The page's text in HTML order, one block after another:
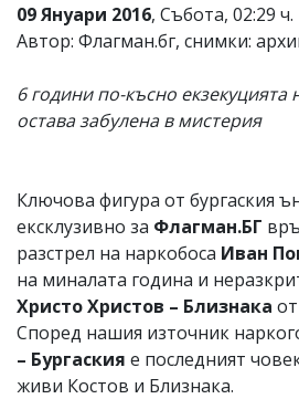
09 Януари 2016, Събота, 02:29 ч.
Автор: Флагман.бг, снимки:
6 години по-късно екзекуцията
остава забулена в мистерия
Ключова фигура от бургаския
ексклузивно за Флагман.БГ
разстрел на наркобоса Иван
на миналата година и
Христо Христов – Близнака
Според нашия източник
– Бургаския е последният
живи Костов и Близнака.